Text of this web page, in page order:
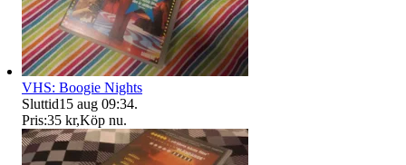
VHS: Boogie Nights
Sluttid15 aug 09:34.
Pris:35 kr,Köp nu.